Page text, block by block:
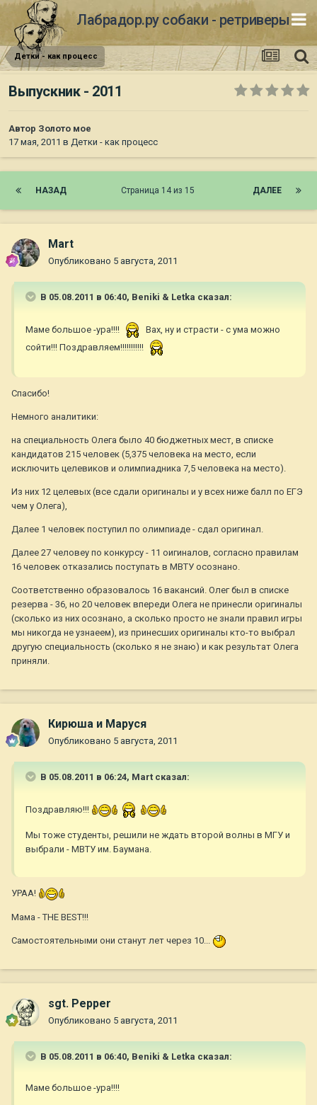
Лабрадор.ру собаки - ретриверы
Детки - как процесс
Выпускник - 2011
Автор Золото мое
17 мая, 2011 в Детки - как процесс
НАЗАД ДАЛЕЕ
Страница 14 из 15
Mart
Опубликовано 5 августа, 2011
В 05.08.2011 в 06:40, Beniki & Letka сказал:
Маме большое -ура!!!!
Вах, ну и страсти - с ума можно
сойти!!! Поздравляем!!!!!!!!!!!
Спасибо!
Немного аналитики:
на специальность Олега было 40 бюджетных мест, в списке
кандидатов 215 человек (5,375 человека на место, если
исключить целевиков и олимпиадника 7,5 человека на место).
Из них 12 целевых (все сдали оригиналы и у всех ниже балл по ЕГЭ
чем у Олега),
Далее 1 человек поступил по олимпиаде - сдал оригинал.
Далее 27 человеу по конкурсу - 11 оигиналов, согласно правилам
16 человек отказались поступать в МВТУ осознано.
Соответственно образовалось 16 вакансий. Олег был в списке
резерва - 36, но 20 человек впереди Олега не принесли оригиналы
(сколько из них осознано, а сколько просто не знали правил игры
мы никогда не узнаеем), из принесших оригиналы кто-то выбрал
другую специальность (сколько я не знаю) и как результат Олега
приняли.
Кирюша и Маруся
Опубликовано 5 августа, 2011
В 05.08.2011 в 06:24, Mart сказал:
Поздравляю!!!
Мы тоже студенты, решили не ждать второй волны в МГУ и
выбрали - МВТУ им. Баумана.
УРАА!
Мама - THE BEST!!!
Самостоятельными они станут лет через 10...
sgt. Pepper
Опубликовано 5 августа, 2011
В 05.08.2011 в 06:40, Beniki & Letka сказал:
Маме большое -ура!!!!